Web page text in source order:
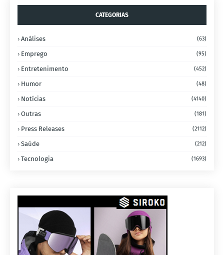
CATEGORIAS
Análises (63)
Emprego (95)
Entretenimento (452)
Humor (48)
Notícias (4140)
Outras (181)
Press Releases (2112)
Saúde (212)
Tecnologia (1693)